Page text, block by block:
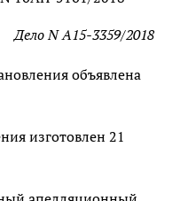
Дело N А15-3359/2018
объявлена
изготовлен 21